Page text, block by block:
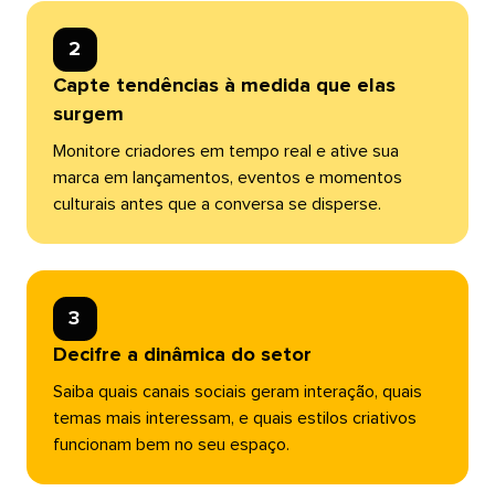
2​​
Capte tendências à medida que elas
surgem​​
Monitore criadores em tempo real e ative sua
marca em lançamentos, eventos e momentos
culturais antes que a conversa se disperse.​​
3​​
Decifre a dinâmica do setor​​
Saiba quais canais sociais geram interação, quais
temas mais interessam, e quais estilos criativos
funcionam bem no seu espaço.​​